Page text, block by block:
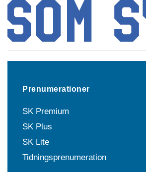
Prenumerationer
SK Premium
SK Plus
SK Lite
Tidningsprenumeration